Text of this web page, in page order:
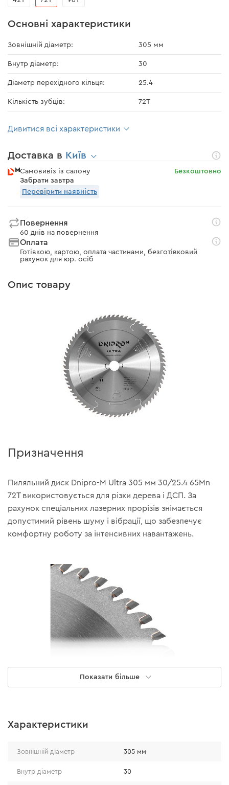
Основні характеристики
Зовнішній діаметр: 305 мм
Внутр діаметр: 30
Діаметр перехідного кільця: 25.4
Кількість зубців: 72T
Дивитися всі характеристики
Доставка в Київ
Самовивіз із салону
Забрати завтра
Безкоштовно
Перевірити наявність
Повернення
60 днів на повернення
Оплата
Готівкою, картою, оплата частинами, безготівковий
рахунок для юр. осіб
Опис товару
Призначення
Пиляльний диск Dnipro-M Ultra 305 мм 30/25.4 65Mn
72Т використовується для різки дерева і ДСП. За
рахунок спеціальних лазерних прорізів знімається
допустимий рівень шуму і вібрації, що забезпечує
комфортну роботу за інтенсивних навантажень.
перегріву завдяки використанню міцної сталі марки 65
Mn у процесі його виготовлення. Спеціальні прорізи
Показати більше
Характеристики
Зовнішній діаметр 305 мм
Внутр діаметр 30